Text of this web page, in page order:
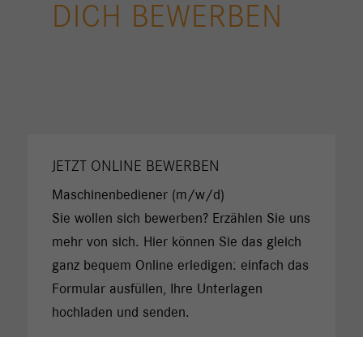
DICH BEWERBEN
JETZT ONLINE BEWERBEN
Maschinenbediener (m/w/d)
Sie wollen sich bewerben? Erzählen Sie uns
mehr von sich. Hier können Sie das gleich
ganz bequem Online erledigen: einfach das
Formular ausfüllen, Ihre Unterlagen
hochladen und senden.